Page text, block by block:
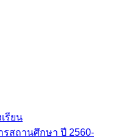
รียน
สถานศึกษา ปี 2560-